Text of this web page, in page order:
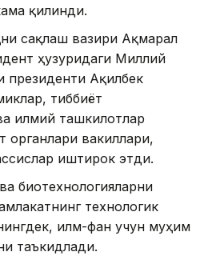
қилинди.
сақлаш вазири Ақмарал
ҳузуридаги Миллий
президенти Ақилбек
тиббиёт
илмий ташкилотлар
органлари вакиллари,
иштирок этди.
биотехнологияларни
технологик
илм-фан учун муҳим
таъкидлади.